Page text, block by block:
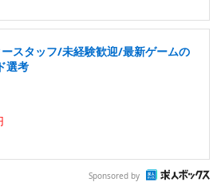
スタッフ/未経験歓迎/最新ゲームの
選考
Sponsored by